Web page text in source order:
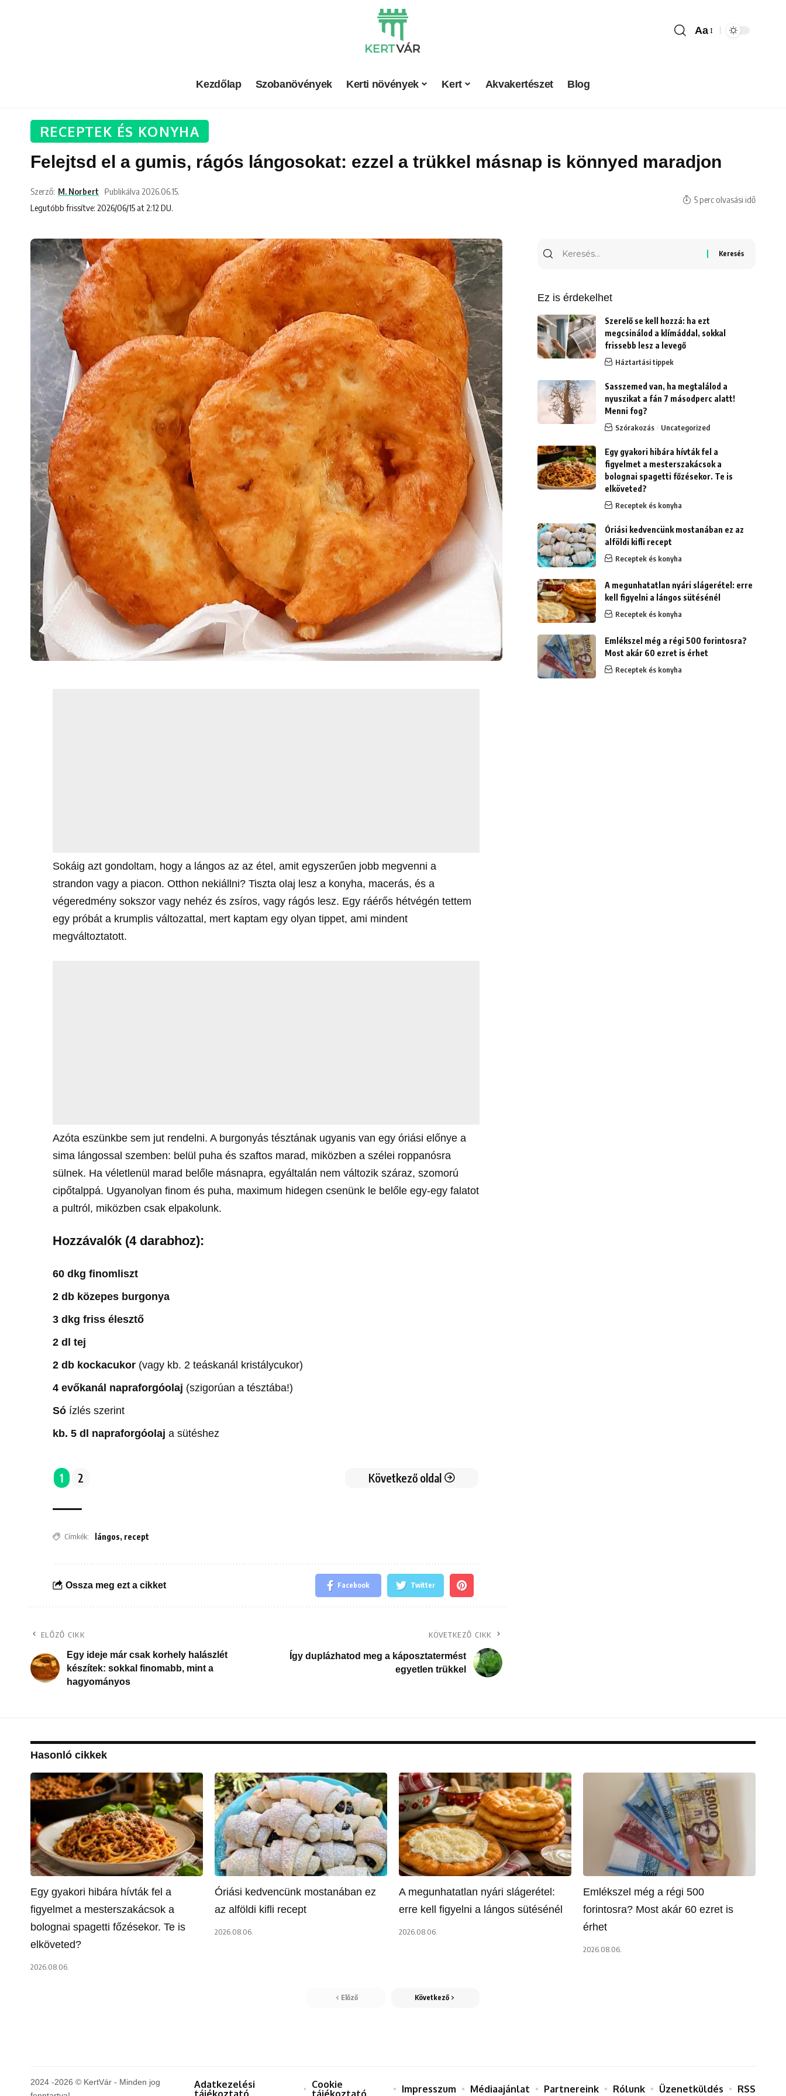
Aa
Kezdőlap Szobanövények Kerti növények Kert Akvakertészet Blog
RECEPTEK ÉS KONYHA
Felejtsd el a gumis, rágós lángosokat: ezzel a trükkel másnap is könnyed maradjon
Legutóbb frissítve: 2026/06/15 at 2:12 DU.
Szerző: M. Norbert Publikálva 2026.06.15.
5 perc olvasási idő
Sokáig azt gondoltam, hogy a lángos az az étel, amit egyszerűen jobb megvenni a
strandon vagy a piacon. Otthon nekiállni? Tiszta olaj lesz a konyha, macerás, és a
végeredmény sokszor vagy nehéz és zsíros, vagy rágós lesz. Egy ráérős hétvégén tettem
egy próbát a krumplis változattal, mert kaptam egy olyan tippet, ami mindent
megváltoztatott.
Azóta eszünkbe sem jut rendelni. A burgonyás tésztának ugyanis van egy óriási előnye a
sima lángossal szemben: belül puha és szaftos marad, miközben a szélei roppanósra
sülnek. Ha véletlenül marad belőle másnapra, egyáltalán nem változik száraz, szomorú
cipőtalppá. Ugyanolyan finom és puha, maximum hidegen csenünk le belőle egy-egy falatot
a pultról, miközben csak elpakolunk.
Hozzávalók (4 darabhoz):
60 dkg finomliszt
2 db közepes burgonya
3 dkg friss élesztő
2 dl tej
2 db kockacukor (vagy kb. 2 teáskanál kristálycukor)
4 evőkanál napraforgóolaj (szigorúan a tésztába!)
Só ízlés szerint
kb. 5 dl napraforgóolaj a sütéshez
1 2 Következő oldal
Címkék: lángos, recept
Ossza meg ezt a cikket Facebook Twitter
ELŐZŐ CIKK
Egy ideje már csak korhely halászlét
készítek: sokkal finomabb, mint a
hagyományos
KÖVETKEZŐ CIKK
Így duplázhatod meg a káposztatermést
egyetlen trükkel
Ez is érdekelhet
Szerelő se kell hozzá: ha ezt
megcsinálod a klímáddal, sokkal
frissebb lesz a levegő
Háztartási tippek
Sasszemed van, ha megtalálod a
nyuszikat a fán 7 másodperc alatt!
Menni fog?
Szórakozás Uncategorized
Egy gyakori hibára hívták fel a
figyelmet a mesterszakácsok a
bolognai spagetti főzésekor. Te is
elköveted?
Receptek és konyha
Óriási kedvencünk mostanában ez az
alföldi kifli recept
Receptek és konyha
A megunhatatlan nyári slágerétel: erre
kell figyelni a lángos sütésénél
Receptek és konyha
Emlékszel még a régi 500 forintosra?
Most akár 60 ezret is érhet
Receptek és konyha
Hasonló cikkek
Egy gyakori hibára hívták fel a
figyelmet a mesterszakácsok a
bolognai spagetti főzésekor. Te is
elköveted?
2026.08.06.
Óriási kedvencünk mostanában ez
az alföldi kifli recept
2026.08.06.
A megunhatatlan nyári slágerétel:
erre kell figyelni a lángos sütésénél
2026.08.06.
Emlékszel még a régi 500
forintosra? Most akár 60 ezret is
érhet
2026.08.06.
Előző Következő
2024 -2026 © KertVár - Minden jog
Adatkezelési
tájékoztató
Cookie
tájékoztató
Impresszum Médiaajánlat Partnereink Rólunk Üzenetküldés RSS